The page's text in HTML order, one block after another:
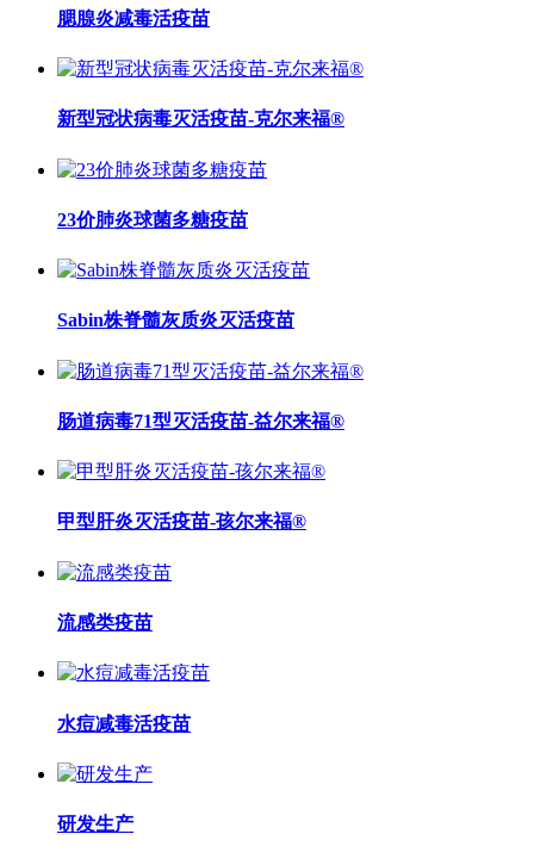
腮腺炎减毒活疫苗
新型冠状病毒灭活疫苗-克尔来福®
23价肺炎球菌多糖疫苗
Sabin株脊髓灰质炎灭活疫苗
肠道病毒71型灭活疫苗-益尔来福®
甲型肝炎灭活疫苗-孩尔来福®
流感类疫苗
水痘减毒活疫苗
研发生产